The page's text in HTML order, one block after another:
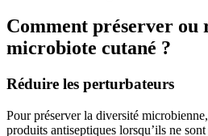
Comment préserver ou
microbiote cutané ?
Réduire les perturbateurs
Pour préserver la diversité
produits antiseptiques lorsqu’ils ne